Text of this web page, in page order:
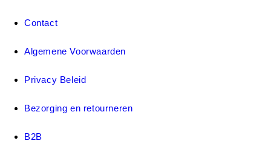
Contact
Algemene Voorwaarden
Privacy Beleid
Bezorging en retourneren
B2B